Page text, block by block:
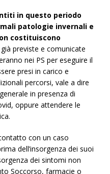
in questo periodo
patologie invernali e
costituiscono
già previste e comunicate
nei PS per eseguire il
presi in carico e
percorsi, vale a dire
in presenza di
oppure attendere le
con un caso
dell’insorgenza dei suoi
dei sintomi non
Soccorso, farmacie o